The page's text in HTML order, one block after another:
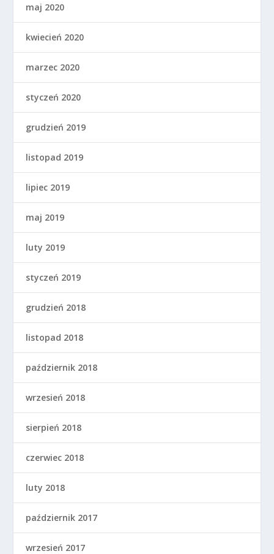
maj 2020
kwiecień 2020
marzec 2020
styczeń 2020
grudzień 2019
listopad 2019
lipiec 2019
maj 2019
luty 2019
styczeń 2019
grudzień 2018
listopad 2018
październik 2018
wrzesień 2018
sierpień 2018
czerwiec 2018
luty 2018
październik 2017
wrzesień 2017